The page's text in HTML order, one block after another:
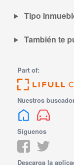
Tipo
También te
Part of:
Nuestros
Síguenos
Descarga la